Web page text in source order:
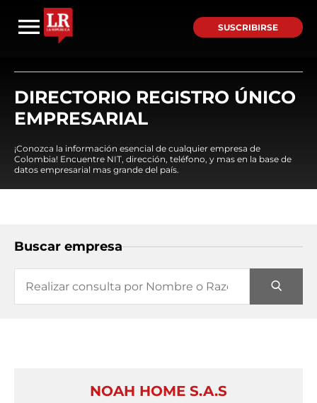
SUSCRIBIRSE
DIRECTORIO REGISTRO ÚNICO
EMPRESARIAL
¡Conozca la información esencial de cualquier empresa de
Colombia! Encuentre NIT, dirección, teléfono, y mas en la base de
datos empresarial mas grande del país.
Buscar empresa
NOAH HOME S.A.S